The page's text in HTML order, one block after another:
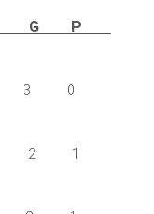
J G P
3 0
2 1